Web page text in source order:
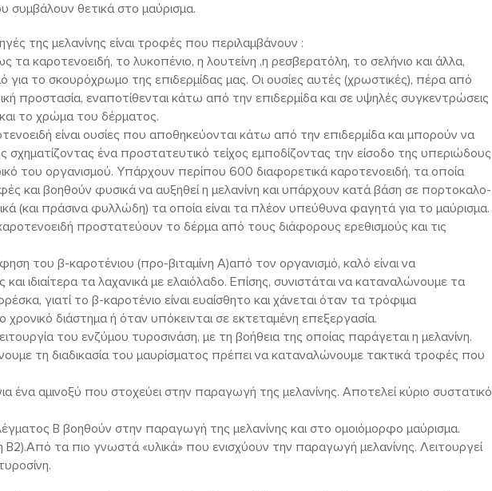
συμβάλουν θετικά στο μαύρισμα.
της μελανίνης είναι τροφές που περιλαμβάνουν :
τα καροτενοειδή, το λυκοπένιο, η λουτείνη ,η ρεσβερατόλη, το σελήνιο και άλλα,
για το σκουρόχρωμο της επιδερμίδας μας. Οι ουσίες αυτές (χρωστικές), πέρα από
προστασία, εναποτίθενται κάτω από την επιδερμίδα και σε υψηλές συγκεντρώσεις
το χρώμα του δέρματος.
είναι ουσίες που αποθηκεύονται κάτω από την επιδερμίδα και μπορούν να
ένα προστατευτικό τείχος εμποδίζοντας την είσοδο της υπεριώδους
του οργανισμού. Υπάρχουν περίπου 600 διαφορετικά καροτενοειδή, τα οποία
και βοηθούν φυσικά να αυξηθεί η μελανίνη και υπάρχουν κατά βάση σε πορτοκαλο-
(και πράσινα φυλλώδη) τα οποία είναι τα πλέον υπεύθυνα φαγητά για το μαύρισμα.
προστατεύουν το δέρμα από τους διάφορους ερεθισμούς και τις
του β-καροτένιου (προ-βιταμίνη Α)από τον οργανισμό, καλό είναι να
ιδιαίτερα τα λαχανικά με ελαιόλαδο. Επίσης, συνιστάται να καταναλώνουμε τα
γιατί το β-καροτένιο είναι ευαίσθητο και χάνεται όταν τα τρόφιμα
χρονικό διάστημα ή όταν υπόκεινται σε εκτεταμένη επεξεργασία.
του ενζύμου τυροσινάση, με τη βοήθεια της οποίας παράγεται η μελανίνη.
τη διαδικασία του μαυρίσματος πρέπει να καταναλώνουμε τακτικά τροφές που
ένα αμινοξύ που στοχεύει στην παραγωγή της μελανίνης. Αποτελεί κύριο συστατικό
Β βοηθούν στην παραγωγή της μελανίνης και στο ομοιόμορφο μαύρισμα.
Β2).Από τα πιο γνωστά «υλικά» που ενισχύουν την παραγωγή μελανίνης. Λειτουργεί